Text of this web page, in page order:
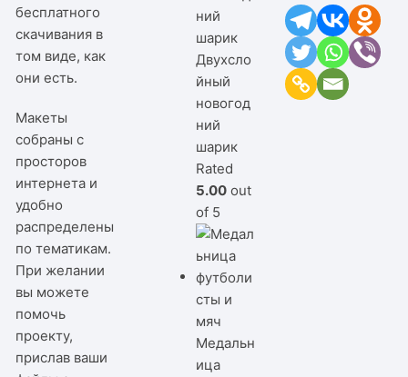
бесплатного
скачивания в
том виде, как
они есть.
Макеты
собраны с
просторов
интернета и
удобно
распределены
по тематикам.
При желании
вы можете
помочь
проекту,
прислав ваши
Двухсло
йный
новогод
ний
шарик
Rated
5.00 out
of 5
Медальн
ица